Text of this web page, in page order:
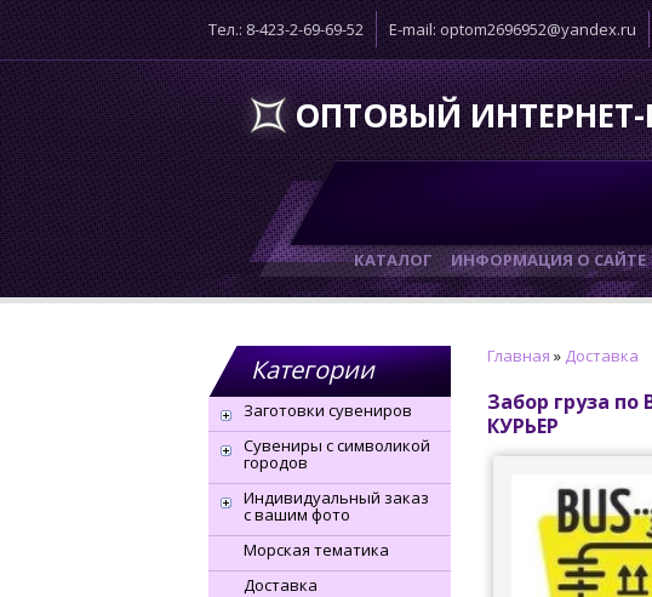
Тел.: 8-423-2-69-69-52 E-mail: optom2696952@yandex.ru
ОПТОВЫЙ
КАТАЛОГ ИНФОРМАЦИЯ О САЙТЕ
Категории
Заготовки сувениров
Сувениры с символикой
городов
Индивидуальный заказ
с вашим фото
Морская тематика
Доставка
Главная » Доставка
Забор груза по
КУРЬЕР